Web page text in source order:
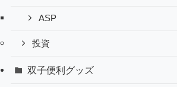
ASP
投資
双子便利グッズ